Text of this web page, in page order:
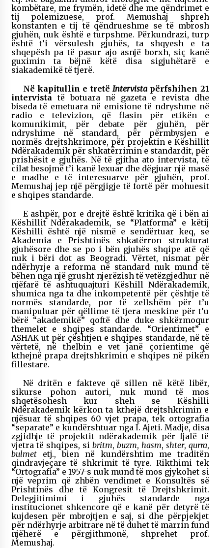
kombëtare, me frymën, idetë dhe me qëndrimet e
tij polemizuese, prof. Memushaj shpreh
konstanten e tij të qëndrueshme se të mbrosh
gjuhën, nuk është e turpshme. Përkundrazi, turp
është t’i vërsulesh gjuhës, ta shqyesh e ta
shqepësh pa të pasur ajo asnjë borxh, siç kanë
guximin ta bëjnë këtë disa sigjuhëtarë e
siakademikë të tjerë.
Në kapitullin e tretë Intervistapërfshihen 21
intervista të botuara në gazeta e revista dhe
biseda të emetuara në emisione të ndryshme në
radio e televizion, që flasin për etikën e
komunikimit, për debate për gjuhën, për
ndryshime në standard, për përmbysjen e
normës drejtshkrimore, për projektin e Këshillit
Ndërakademik për shkatërrimin e standardit, për
prishësit e gjuhës. Në të gjitha ato intervista, të
cilat besojmë t’i kanë lexuar dhe dëgjuar një masë
e madhe e të interesuarve për gjuhën, prof.
Memushaj jep një përgjigje të fortë për mohuesit
e shqipes standarde.
E ashpër, por e drejtë është kritika që i bën ai
Këshillit Ndërakademik, se “Platforma” e këtij
Këshilli është një nismë e sendërtuar keq, se
Akademia e Prishtinës shkatërron strukturat
gjuhësore dhe se po i bën gjuhës shqipe atë që
nuk i bëri dot as Beogradi. Vërtet, nismat për
ndërhyrje a reforma në standard nuk mund të
bëhen nga një grusht njerëzish të vetëzgjedhur në
njëfarë të ashtuquajturi Këshill Ndërakademik,
shumica nga ta dhe inkompetentë për çështje të
normës standarde, por të zellshëm për t’u
manipuluar për qëllime të tjera meskine për t’u
bërë “akademikë” qoftë dhe duke shkërmoqur
themelet e shqipes standarde. “Orientimet” e
ASHAK-ut për çështjen e shqipes standarde, në të
vërtetë, në thelbin e vet janë çorientime që
kthejnë prapa drejtshkrimin e shqipes në pikën
fillestare.
Në dritën e fakteve që sillen në këtë libër,
sikurse pohon autori, nuk mund të mos
shqetësohesh kur sheh se Këshilli
Ndërakademik kërkon ta kthejë drejtshkrimin e
njësuar të shqipes 60 vjet prapa, tek ortografia
“separate” e kundërshtuar nga I. Ajeti. Madje, disa
zgjidhje të projektit ndërakademik për fjalë të
vjetra të shqipes, si britm, buzm, hasm, shter, qurra,
bulmetetj., bien në kundërshtim me traditën
qindravjeçare të shkrimit të tyre. Rikthimi tek
“Ortografia” e 1957-s nuk mund të mos gjykohet si
një veprim që zhbën vendimet e Konsultës së
Prishtinës dhe të Kongresit të Drejtshkrimit.
Delegjitimimi i gjuhës standarde nga
institucionet shkencore që e kanë për detyrë të
kujdesen për mbrojtjen e saj, si dhe përpjekjet
për ndërhyrje arbitrare në të duhet të marrin fund
njëherë e përgjithmonë, shprehet prof.
Memushaj.